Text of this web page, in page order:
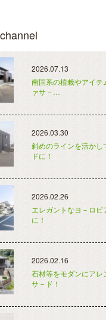
2026.07.13
南国系の植栽やアイテ
ァサ－…
2026.03.30
斜めのラインを活かし
ドに！
2026.02.26
エレガントなヨ－ロ
に！
2026.02.16
石材等をモダンにアレ
サ－ド！